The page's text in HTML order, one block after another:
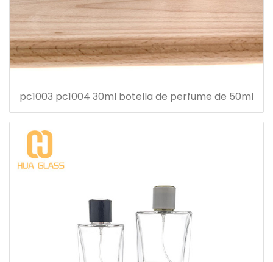
pc1003 pc1004 30ml botella de perfume de 50ml